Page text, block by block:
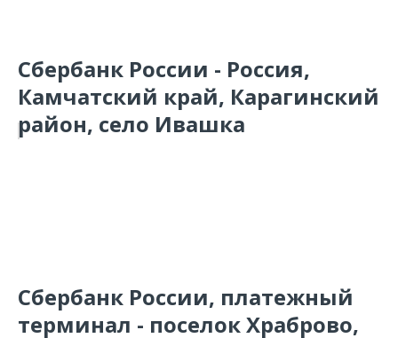
Сбербанк России - Россия,
Камчатский край, Карагинский
район, село Ивашка
Сбербанк России, платежный
терминал - поселок Храброво,